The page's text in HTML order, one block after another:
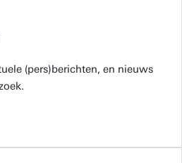
(pers)berichten, en nieuws